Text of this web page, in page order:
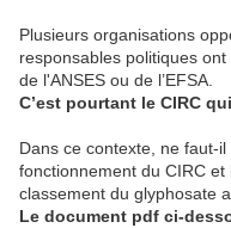
Plusieurs organisations
responsables politiques
de l'ANSES ou de l’EFSA.
C’est pourtant le CIRC
Dans ce contexte, ne faut-
fonctionnement du CIRC
classement du glyphosate
Le document pdf ci-